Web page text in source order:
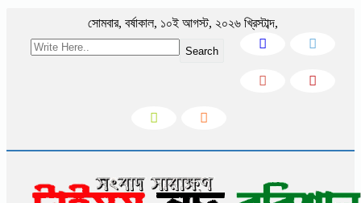
সোমবার, বর্ষাকাল, ১০ই আগস্ট, ২০২৬ খ্রিস্টাব্দ,
Search